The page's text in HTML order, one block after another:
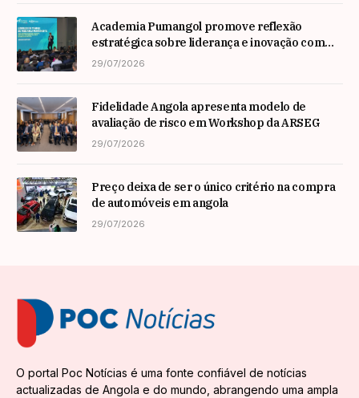
Academia Pumangol promove reflexão
estratégica sobre liderança e inovação com
especialista internacional Nadim Habib
29/07/2026
Fidelidade Angola apresenta modelo de
avaliação de risco em Workshop da ARSEG
29/07/2026
Preço deixa de ser o único critério na compra
de automóveis em angola
29/07/2026
O portal Poc Notícias é uma fonte confiável de notícias
actualizadas de Angola e do mundo, abrangendo uma ampla